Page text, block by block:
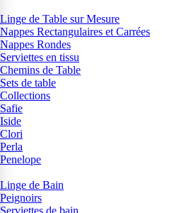
Linge de Table sur Mesure
Nappes Rectangulaires et Carrées
Nappes Rondes
Serviettes en tissu
Chemins de Table
Sets de table
Collections
Safie
Iside
Clori
Perla
Penelope
Linge de Bain
Peignoirs
Serviettes de bain